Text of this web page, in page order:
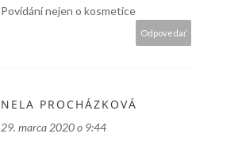
Povídání nejen o kosmetice
Odpovedať
NELA PROCHÁZKOVÁ
29. marca 2020 o 9:44